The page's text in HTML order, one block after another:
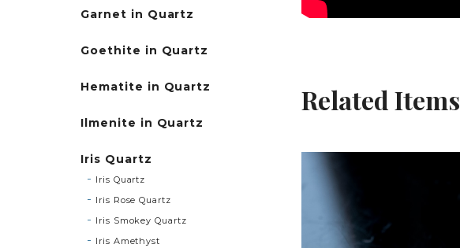
Related Items
Garnet in Quartz
Goethite in Quartz
Hematite in Quartz
Ilmenite in Quartz
Iris Quartz
Iris Quartz
Iris Rose Quartz
Iris Smokey Quartz
Iris Amethyst